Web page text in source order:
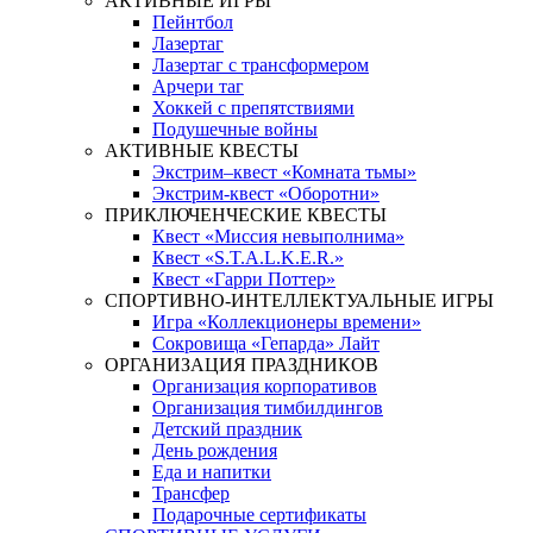
Пейнтбол
Лазертаг
Лазертаг с трансформером
Арчери таг
Хоккей с препятствиями
Подушечные войны
АКТИВНЫЕ КВЕСТЫ
Экстрим–квест «Комната тьмы»
Экстрим-квест «Оборотни»
ПРИКЛЮЧЕНЧЕСКИЕ КВЕСТЫ
Квест «Миссия невыполнима»
Квест «S.T.A.L.K.E.R.»
Квест «Гарри Поттер»
СПОРТИВНО-ИНТЕЛЛЕКТУАЛЬНЫЕ ИГРЫ
Игра «Коллекционеры времени»
Сокровища «Гепарда» Лайт
ОРГАНИЗАЦИЯ ПРАЗДНИКОВ
Организация корпоративов
Организация тимбилдингов
Детский праздник
День рождения
Еда и напитки
Трансфер
Подарочные сертификаты